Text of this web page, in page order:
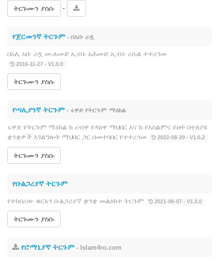
ትርጉሙን ያስሱ -
የጀርመንኛ ትርጉም- በአቡ ሪዷ
በአሊ አቡ ሪዷ ሙሐመድ ኢብኑ አሕመድ ኢብኑ ረሱል ተተረጎመ
2016-11-27 - V1.0.0
ትርጉሙን ያስሱ
የጣሊያንኛ ትርጉም- ሩዋድ የትርጉም ማዕከል
ሩዋድ የትርጉም ማዕከል ከ ረብዋ የዳዕዋ ማህበር እና ከ የእስልምና ይዘት በተለያዩ
ቋንቋዎች አገልግሎት ማህበር ጋር በመተባበር የተተረጎመ
2022-08-29 - V1.0.2
ትርጉሙን ያስሱ
የቡልጋሪያኛ ትርጉም
የተከበረው ቁርአን ቡልጋሪያኛ ቋንቋ መልዕክተ ትርጉም 2021-06-07 - V1.0.0
ትርጉሙን ያስሱ
የሮማኒያኛ ትርጉም- Islam4ro.com